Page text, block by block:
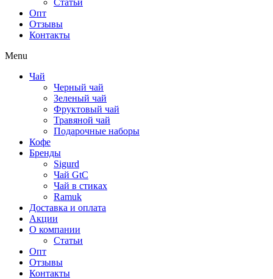
Статьи
Опт
Отзывы
Контакты
Menu
Чай
Черный чай
Зеленый чай
Фруктовый чай
Травяной чай
Подарочные наборы
Кофе
Бренды
Sigurd
Чай GtC
Чай в стиках
Ramuk
Доставка и оплата
Акции
О компании
Статьи
Опт
Отзывы
Контакты